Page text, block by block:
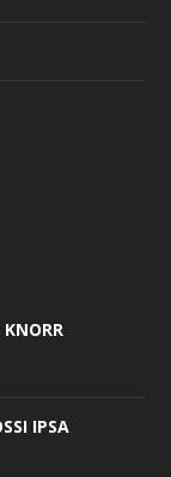
IPSA